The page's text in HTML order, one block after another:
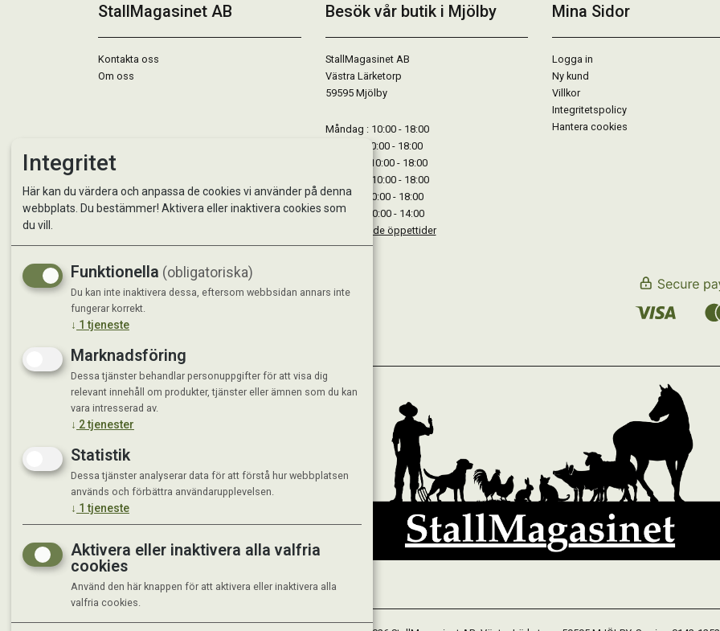
StallMagasinet AB
Kontakta oss
Om oss
Besök vår butik i Mjölby
StallMagasinet AB
Västra Lärketorp
59595 Mjölby
Måndag : 10:00 - 18:00
Tisdag : 10:00 - 18:00
Onsdag : 10:00 - 18:00
Torsdag : 10:00 - 18:00
Fredag : 10:00 - 18:00
Lördag : 10:00 - 14:00
Se avvikande öppettider
Mina Sidor
Logga in
Ny kund
Villkor
Integritetspolicy
Hantera cookies
Integritet
Här kan du värdera och anpassa de cookies vi använder på denna
webbplats. Du bestämmer! Aktivera eller inaktivera cookies som
du vill.
Funktionella (obligatoriska)
Du kan inte inaktivera dessa, eftersom webbsidan annars inte
fungerar korrekt.
↓ 1 tjeneste
Marknadsföring
Dessa tjänster behandlar personuppgifter för att visa dig
relevant innehåll om produkter, tjänster eller ämnen som du kan
vara intresserad av.
↓ 2tjenester
Statistik
Dessa tjänster analyserar data för att förstå hur webbplatsen
används och förbättra användarupplevelsen.
↓ 1 tjeneste
Aktivera eller inaktivera alla valfria
cookies
Använd den här knappen för att aktivera eller inaktivera alla
valfria cookies.